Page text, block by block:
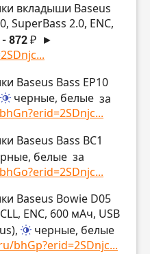
вкладыши Baseus
SuperBass 2.0, ENC,
- 872 ₽ ►
Baseus Bass EP10
черные, белые за
Baseus Bass BC1
белые за
Baseus Bowie D05
ENC, 600 мАч, USB
черные, белые
bhGp?erid=2SDnjc...